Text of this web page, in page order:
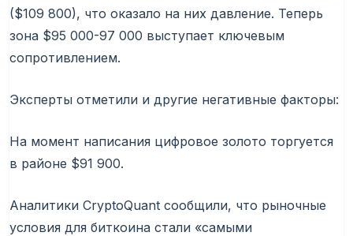
($109 800), что оказало на них давление. Теперь
зона $95 000-97 000 выступает ключевым
сопротивлением.
Эксперты отметили и другие негативные факторы:
На момент написания цифровое золото торгуется
в районе $91 900.
Аналитики CryptoQuant сообщили, что рыночные
условия для биткоина стали «самыми